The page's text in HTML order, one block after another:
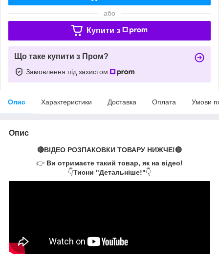
або
Купити з
Що таке купити з Пром?
Замовлення під захистом
Опис Характеристики Доставка Оплата Умови
Опис
🔴ВІДЕО РОЗПАКОВКИ ТОВАРУ НИЖЧЕ!🔴
👉 Ви отримаєте такий товар, як на відео!
👇Тисни "Детальніше!"👇